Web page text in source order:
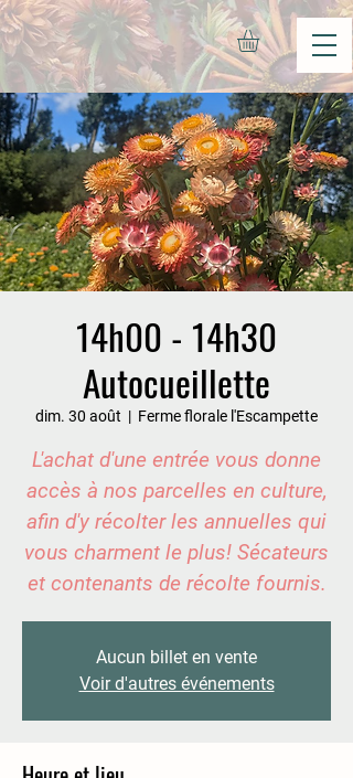
14h00 - 14h30
Autocueillette
dim. 30 août
  |
Ferme florale l'Escampette
L'achat d'une entrée vous donne
accès à nos parcelles en culture,
afin d'y récolter les annuelles qui
vous charment le plus! Sécateurs
et contenants de récolte fournis.
Aucun billet en vente
Voir d'autres événements